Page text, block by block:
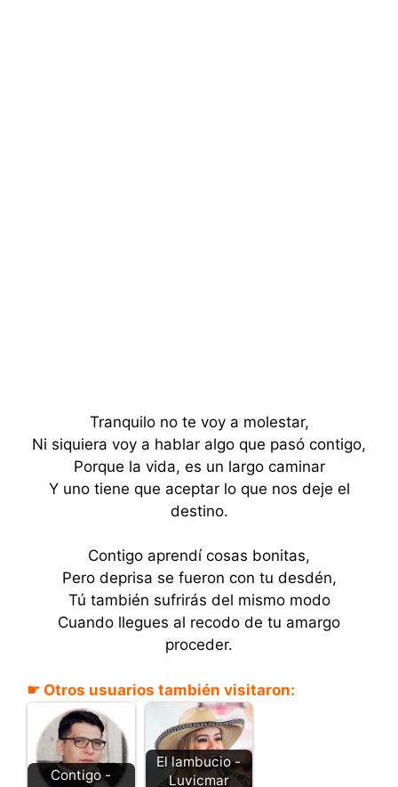
Tranquilo no te voy a molestar,
Ni siquiera voy a hablar algo que pasó contigo,
Porque la vida, es un largo caminar
Y uno tiene que aceptar lo que nos deje el
destino.
Contigo aprendí cosas bonitas,
Pero deprisa se fueron con tu desdén,
Tú también sufrirás del mismo modo
Cuando llegues al recodo de tu amargo
proceder.
☛ Otros usuarios también visitaron:
Contigo -
El lambucio -
Luvicmar